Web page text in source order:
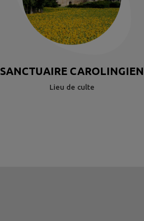
SANCTUAIRE CAROLINGIEN
Lieu de culte